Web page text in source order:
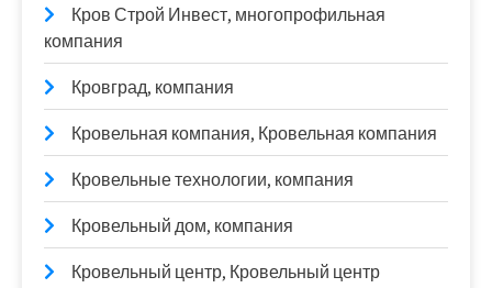
Кров Строй Инвест, многопрофильная
компания
Кровград, компания
Кровельная компания, Кровельная компания
Кровельные технологии, компания
Кровельный дом, компания
Кровельный центр, Кровельный центр